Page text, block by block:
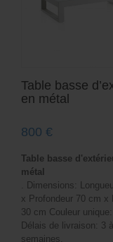
Table basse
en métal
800 €
Table basse
métal
. Dimensions:
x Profondeur 70 cm x
30 cm Couleur
Délais de livraison: 3
semaines.